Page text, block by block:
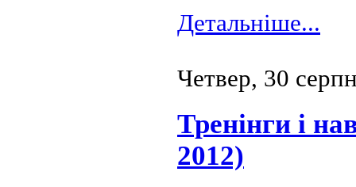
Детальніше...
Четвер, 30
Тренінги і
2012)